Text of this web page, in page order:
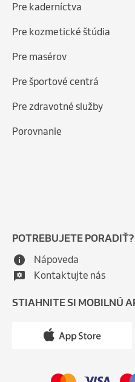
Pre kaderníctva
Pre kozmetické štúdia
Pre masérov
Pre športové centrá
Pre zdravotné služby
Porovnanie
POTREBUJETE PORADIŤ?
Nápoveda
Kontaktujte nás
STIAHNITE SI MOBILNÚ